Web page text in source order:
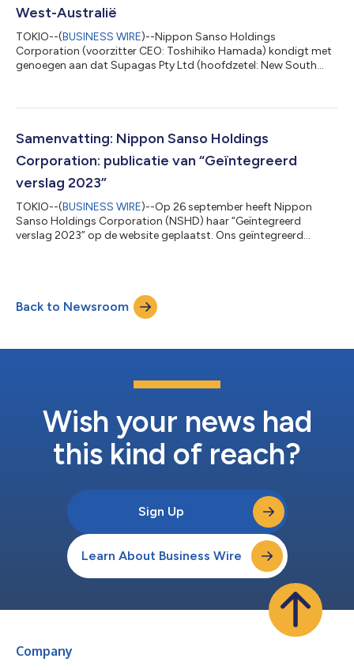
West-Australië
TOKIO--(BUSINESS WIRE)--Nippon Sanso Holdings
Corporation (voorzitter CEO: Toshihiko Hamada) kondigt met
genoegen aan dat Supagas Pty Ltd (hoofdzetel: New South
ondertekend met Wesfarmers Chemicals, Energy & Fertilisers
verkoopsactiviteiten over te nemen in West-Australië (hierna
aangeduid als "WA") en het Noordelijke Grondgebied (h...
Samenvatting: Nippon Sanso Holdings
Corporation: publicatie van “Geïntegreerd
verslag 2023”
TOKIO--(BUSINESS WIRE)--Op 26 september heeft Nippon
Sanso Holdings Corporation (NSHD) haar “Geïntegreerd
verslag 2023” op de website geplaatst. Ons geïntegreerd
evenals niet-financiële informatie met inbegrip van activiteiten
ten behoeve van duurzaamheid, voor alle belanghebbenden,
waaronder ook de leden van onze gr...
Back to Newsroom
Wish your news had
this kind of reach?
Sign Up
Learn About Business Wire
Company